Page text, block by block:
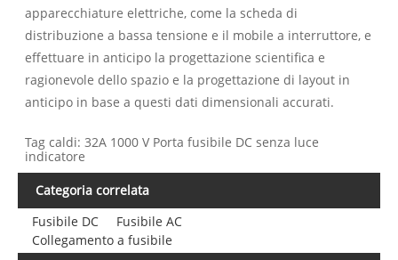
apparecchiature elettriche, come la scheda di
distribuzione a bassa tensione e il mobile a interruttore, e
effettuare in anticipo la progettazione scientifica e
ragionevole dello spazio e la progettazione di layout in
anticipo in base a questi dati dimensionali accurati.
Tag caldi: 32A 1000 V Porta fusibile DC senza luce
indicatore
Categoria correlata
Fusibile DC
Fusibile AC
Collegamento a fusibile